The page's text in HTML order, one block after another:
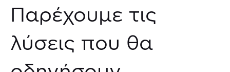
Παρέχουμε τις
λύσεις που θα